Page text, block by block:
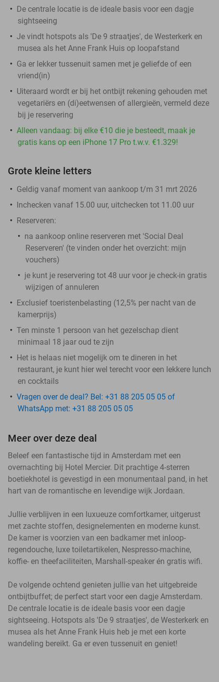
De centrale locatie is de ideale basis voor een dagje
sightseeing
Je vindt hotspots als 'De 9 straatjes', de Westerkerk en
musea als het Anne Frank Huis op loopafstand
Ga er lekker tussenuit samen met je geliefde of een
vriend(in)
Uiteraard wordt er bij het ontbijt rekening gehouden met
vegetariërs en (di)eetwensen of allergieën, vermeld deze
bij je reservering
Alleen vandaag: bij elke €10 die je besteedt, maak je
gratis kans op een iPhone 17 Pro t.w.v. €1.329!
Grote kleine letters
Geldig vanaf moment van aankoop t/m 31 mrt 2026
Inchecken vanaf 15.00 uur, uitchecken tot 11.00 uur
Reserveren:
na aankoop online reserveren met 'Social Deal
Reserveren' (te vinden onder het overzicht: mijn
vouchers)
je kunt je reservering tot 48 uur voor je check-in gratis
wijzigen of annuleren
Exclusief toeristenbelasting (12,5% per nacht van de
kamerprijs)
Ten minste 1 persoon van het gezelschap dient
minimaal 18 jaar oud te zijn
Het is helaas niet mogelijk om te dineren in het
restaurant, je kunt hier wel terecht voor een lekkere lunch
en cocktails
Vragen over de deal? Bel: +31 88 205 05 05 of
WhatsApp met: +31 88 205 05 05
Meer over deze deal
Beleef een fantastische tijd in Amsterdam met een
overnachting bij Hotel Mercier. Dit prachtige 4-sterren
boetiekhotel is gevestigd in een monumentaal pand, in het
hart van de romantische en levendige wijk Jordaan.
Jullie verblijven in een luxueuze comfortkamer, uitgerust
met zachte stoffen, designelementen en moderne kunst.
De kamer is voorzien van een badkamer met inloop-
regendouche, luxe toiletartikelen, Nespresso-machine,
koffie- en theefaciliteiten, Marshall-speaker én gratis wifi.
De volgende ochtend genieten jullie van het uitgebreide
ontbijtbuffet; de perfect start voor een dagje Amsterdam.
De centrale locatie is de ideale basis voor een dagje
sightseeing. Hotspots als 'De 9 straatjes', de Westerkerk en
musea als het Anne Frank Huis heb je met een korte
wandeling bereikt. Ga er even tussenuit en geniet!